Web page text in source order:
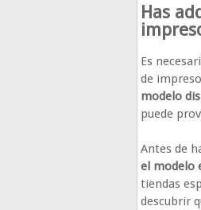
Has
Es
de
modelo
puede
Antes de
el modelo
tiendas
descubrir